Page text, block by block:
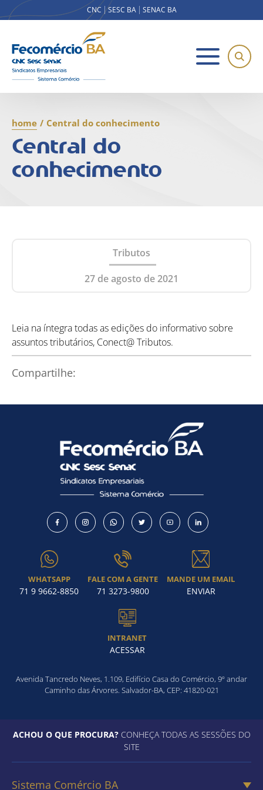
CNC SESC BA SENAC BA
Como utilizar
home / Central do conhecimento
Central do
conhecimento
Tributos
27 de agosto de 2021
Leia na íntegra todas as edições do informativo sobre
assuntos tributários, Conect@Tributos.
Compartilhe:
WHATSAPP
71 9 9662-8850
FALE COM A GENTE
71 3273-9800
MANDE UM EMAIL
ENVIAR
INTRANET
ACESSAR
Avenida Tancredo Neves, 1.109, Edifício Casa do Comércio, 9º andar
Caminho das Árvores. Salvador-BA, CEP: 41820-021
ACHOU O QUE PROCURA?CONHEÇA TODAS AS SESSÕES DO
SITE
Sistema Comércio BA